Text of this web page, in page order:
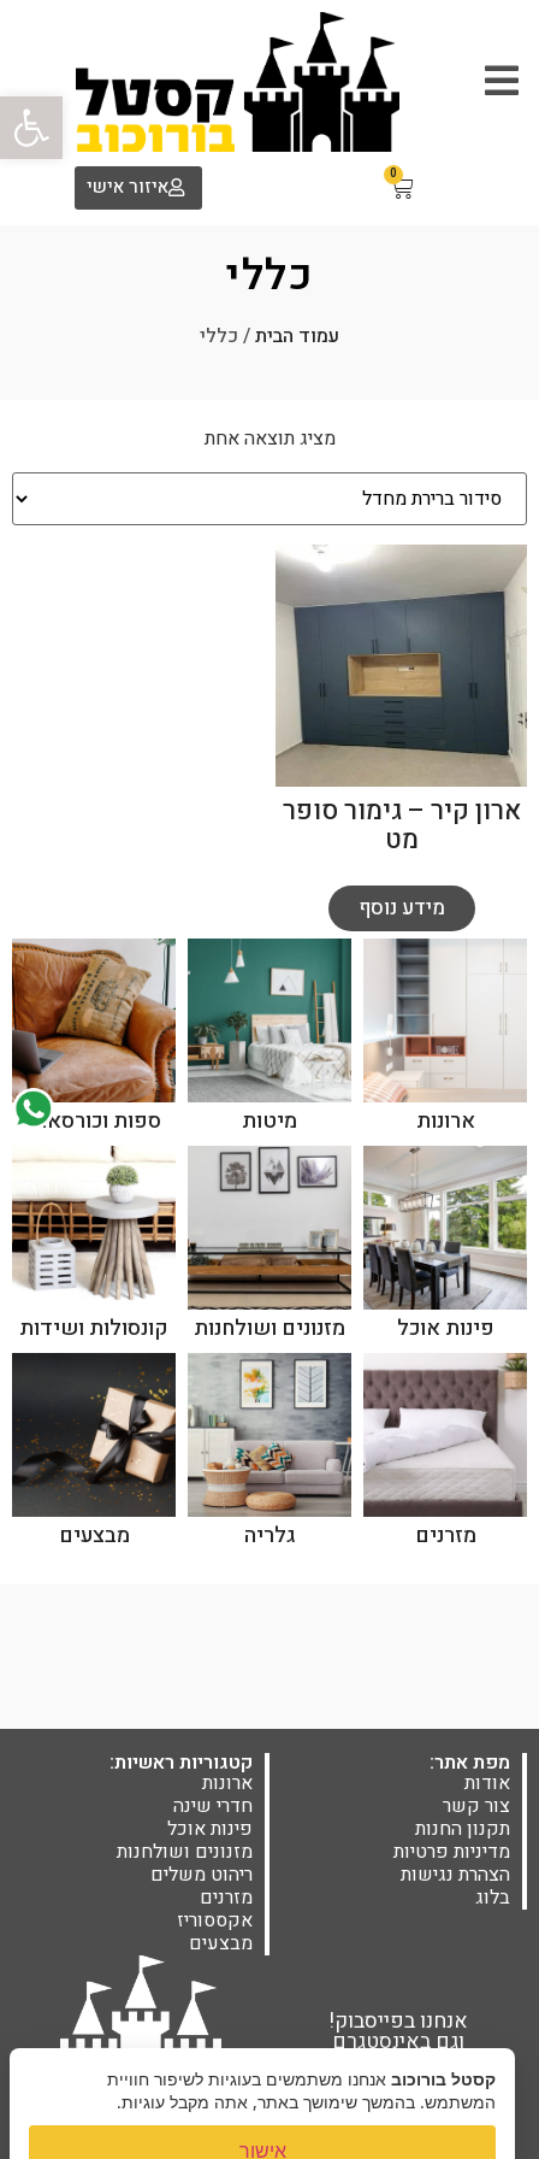
פתח
0
איזור אישי
כללי
עמוד הבית/ כללי
מציג תוצאה אחת
ארון קיר – גימור סופר
מט
מידע נוסף
ארונות מיטות ספות וכורסאות
פינות אוכל מזנונים ושולחנות קונסולות ושידות
מזרנים גלריה מבצעים
מפת אתר:
אודות
צור קשר
תקנון החנות
מדיניות פרטיות
הצהרת נגישות
בלוג
קטגוריות ראשיות:
ארונות
חדרי שינה
פינות אוכל
מזנונים ושולחנות
ריהוט משלים
מזרנים
אקססוריז
מבצעים
אנחנו בפייסבוק!
וגם באינסטגרם
קסטל בורוכוב אנחנו משתמשים בעוגיות לשיפור חוויית
המשתמש. בהמשך שימושך באתר, אתה מקבל עוגיות.
אישור